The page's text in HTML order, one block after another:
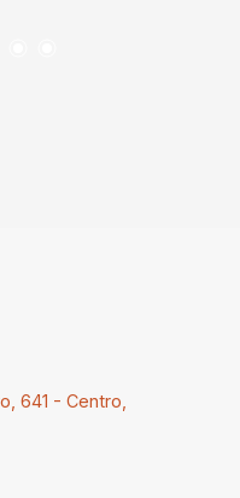
e árvores,
641 - Centro,